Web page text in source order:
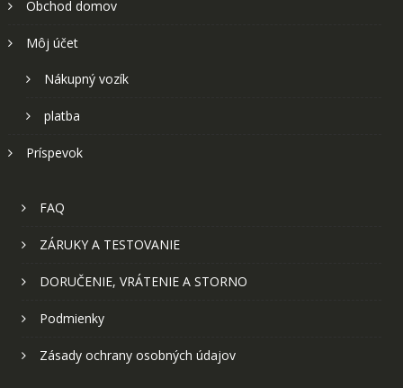
Obchod domov
Môj účet
Nákupný vozík
platba
Príspevok
FAQ
ZÁRUKY A TESTOVANIE
DORUČENIE, VRÁTENIE A STORNO
Podmienky
Zásady ochrany osobných údajov